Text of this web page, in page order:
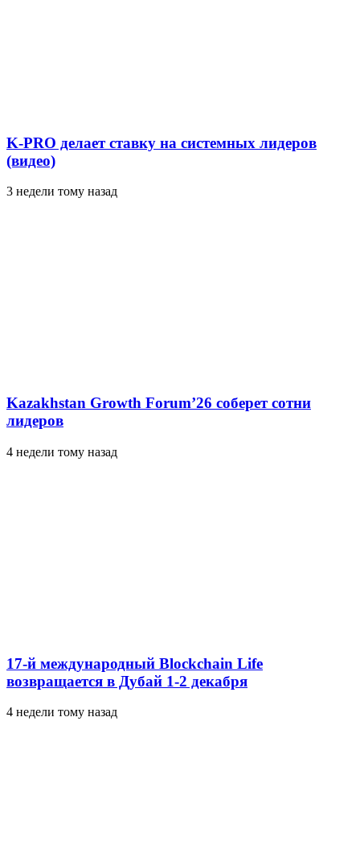
K-PRO делает ставку на системных лидеров
(видео)
3 недели тому назад
Kazakhstan Growth Forum’26 соберет сотни
лидеров
4 недели тому назад
17-й международный Blockchain Life
возвращается в Дубай 1-2 декабря
4 недели тому назад